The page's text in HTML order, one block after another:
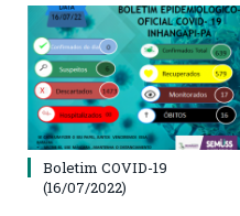
Boletim COVID-19
(16/07/2022)